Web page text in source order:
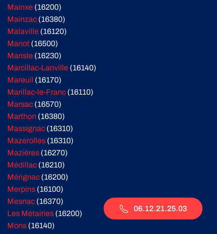
Mainxe (16200)
Mainzac (16380)
Malaville (16120)
Manot (16500)
Mansle (16230)
Marcillac-Lanville (16140)
Mareuil (16170)
Marillac-le-Franc (16110)
Marsac (16570)
Marthon (16380)
Massignac (16310)
Mazerolles (16310)
Mazières (16270)
Médillac (16210)
Mérignac (16200)
Merpins (16100)
Mesnac (16370)
Les Métairies (16200)
Mons (16140)
06.12.21.25.03